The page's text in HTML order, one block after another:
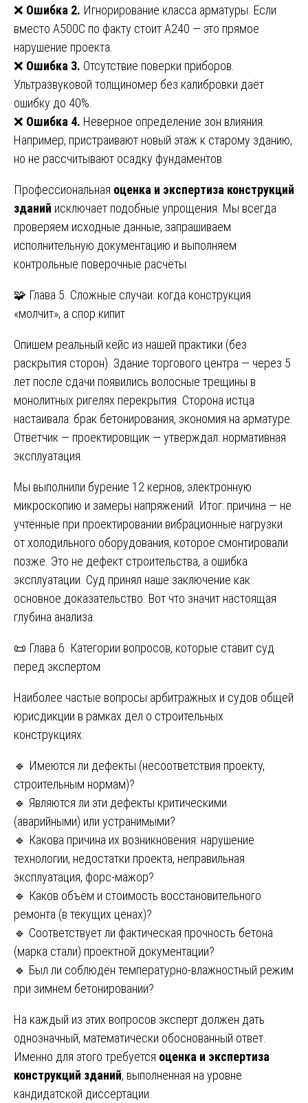
❌ Ошибка 2. Игнорирование класса арматуры. Если
вместо А500С по факту стоит А240 — это прямое
нарушение проекта.
❌ Ошибка 3. Отсутствие поверки приборов.
Ультразвуковой толщиномер без калибровки даёт
ошибку до 40%.
❌ Ошибка 4. Неверное определение зон влияния.
Например, пристраивают новый этаж к старому зданию,
но не рассчитывают осадку фундаментов.
Профессиональная оценка и экспертиза конструкций
зданий исключает подобные упрощения. Мы всегда
проверяем исходные данные, запрашиваем
исполнительную документацию и выполняем
контрольные поверочные расчёты.
🧩 Глава 5. Сложные случаи: когда конструкция
«молчит», а спор кипит
Опишем реальный кейс из нашей практики (без
раскрытия сторон). Здание торгового центра — через 5
лет после сдачи появились волосные трещины в
монолитных ригелях перекрытия. Сторона истца
настаивала: брак бетонирования, экономия на арматуре.
Ответчик — проектировщик — утверждал: нормативная
эксплуатация.
Мы выполнили бурение 12 кернов, электронную
микроскопию и замеры напряжений. Итог: причина — не
учтённые при проектировании вибрационные нагрузки
от холодильного оборудования, которое смонтировали
позже. Это не дефект строительства, а ошибка
эксплуатации. Суд принял наше заключение как
основное доказательство. Вот что значит настоящая
глубина анализа.
📜 Глава 6. Категории вопросов, которые ставит суд
перед экспертом
Наиболее частые вопросы арбитражных и судов общей
юрисдикции в рамках дел о строительных
конструкциях:
🔹 Имеются ли дефекты (несоответствия проекту,
строительным нормам)?
🔹 Являются ли эти дефекты критическими
(аварийными) или устранимыми?
🔹 Какова причина их возникновения: нарушение
технологии, недостатки проекта, неправильная
эксплуатация, форс-мажор?
🔹 Каков объём и стоимость восстановительного
ремонта (в текущих ценах)?
🔹 Соответствует ли фактическая прочность бетона
(марка стали) проектной документации?
🔹 Был ли соблюдён температурно-влажностный режим
при зимнем бетонировании?
На каждый из этих вопросов эксперт должен дать
однозначный, математически обоснованный ответ.
Именно для этого требуется оценка и экспертиза
конструкций зданий, выполненная на уровне
кандидатской диссертации.